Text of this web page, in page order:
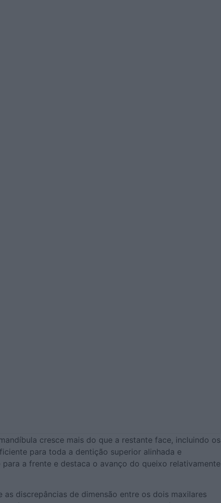
cresce mais do que a restante face, incluindo os
para toda a dentição superior alinhada e
a frente e destaca o avanço do queixo relativamente
discrepâncias de dimensão entre os dois maxilares